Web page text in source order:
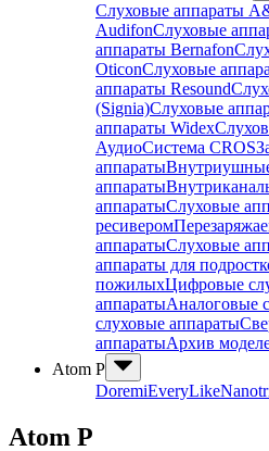
Слуховые аппараты
AudifonСлуховые
аппараты Bernafon
OticonСлуховые
аппараты Resound
(Signia)Слуховые
аппараты Widex
АудиоСистема CROS
аппараты
аппараты
аппаратыСлуховые
ресивером
аппаратыСлуховые
аппараты для
пожилыхЦифровые
аппаратыАналоговые
слуховые аппараты
аппаратыАрхив
Atom P
DoremiEveryLike
Atom P